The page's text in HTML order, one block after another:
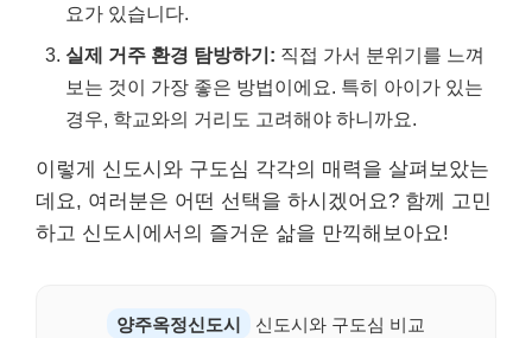
요가 있습니다.
실제 거주 환경 탐방하기: 직접 가서 분위기를 느껴
보는 것이 가장 좋은 방법이에요. 특히 아이가 있는
경우, 학교와의 거리도 고려해야 하니까요.
이렇게 신도시와 구도심 각각의 매력을 살펴보았는
데요, 여러분은 어떤 선택을 하시겠어요? 함께 고민
하고 신도시에서의 즐거운 삶을 만끽해보아요!
양주옥정신도시
신도시와 구도심 비교